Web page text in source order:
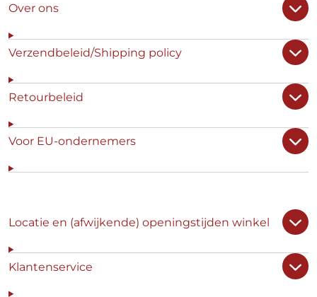
Over ons
Verzendbeleid/Shipping policy
Retourbeleid
Voor EU-ondernemers
Locatie en (afwijkende) openingstijden winkel
Klantenservice